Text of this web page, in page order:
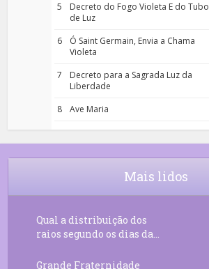
5
Decreto do Fogo Violeta E do Tubo
de Luz
6
Ó Saint Germain, Envia a Chama
Violeta
7
Decreto para a Sagrada Luz da
Liberdade
8
Ave Maria
9
Rosário da Criança
10 Decreto 50.03 – Diante da Vossa
Mais lidos
Qual a distribuição dos
raios segundo os dias da...
Grande Fraternidade